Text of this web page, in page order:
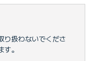
り扱わないでくださ
。